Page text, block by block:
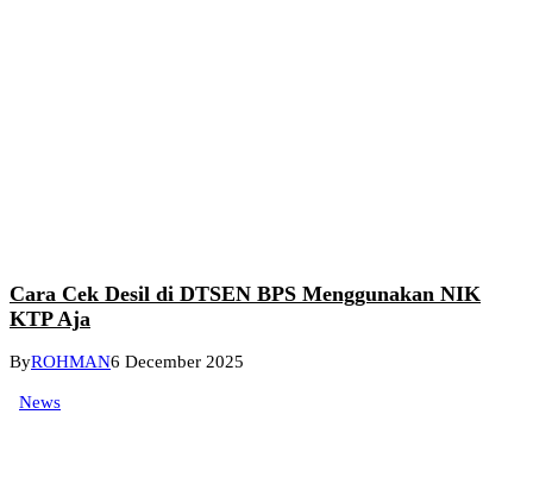
Cara Cek Desil di DTSEN BPS Menggunakan NIK
KTP Aja
ByROHMAN6 December 2025
News